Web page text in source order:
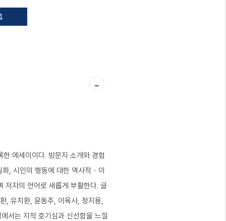
-
한 에세이이다. 방문지 소개와 경험
, 시인의 행동에 대한 역사적・이
저자의 언어로 새롭게 부활한다. 글
, 유치환, 윤동주, 이육사, 정지용,
서는 지적 호기심과 신선함을 느낄